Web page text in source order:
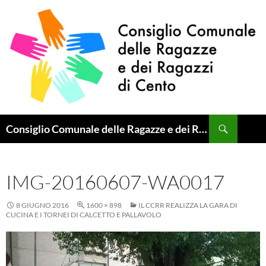
contenuto
Consiglio Comunale delle Ragazze e dei Ragazzi di Cento
IMG-20160607-WA0017
8 GIUGNO 2016 1600 × 898
IL CCRR REALIZZA LA GARA DI
CUCINA E I TORNEI DI CALCETTO E PALLAVOLO